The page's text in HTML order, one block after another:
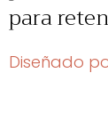
para
Diseñado